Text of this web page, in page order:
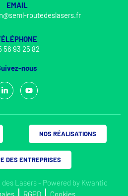
EMAIL
routedeslasers.fr
56 93 25 82
nous
Lasers - Powered by Kwantic
RGPD Cookies
NOS RÉALISATIONS
DES ENTREPRISES